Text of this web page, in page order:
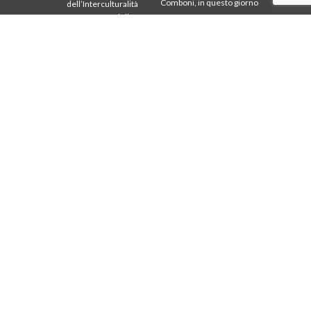
dell’Interculturalità
2020: Anno della
Comboni, in questo giorno